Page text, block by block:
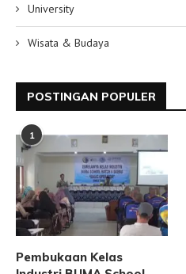
University
Wisata & Budaya
POSTINGAN POPULER
1
Pembukaan Kelas